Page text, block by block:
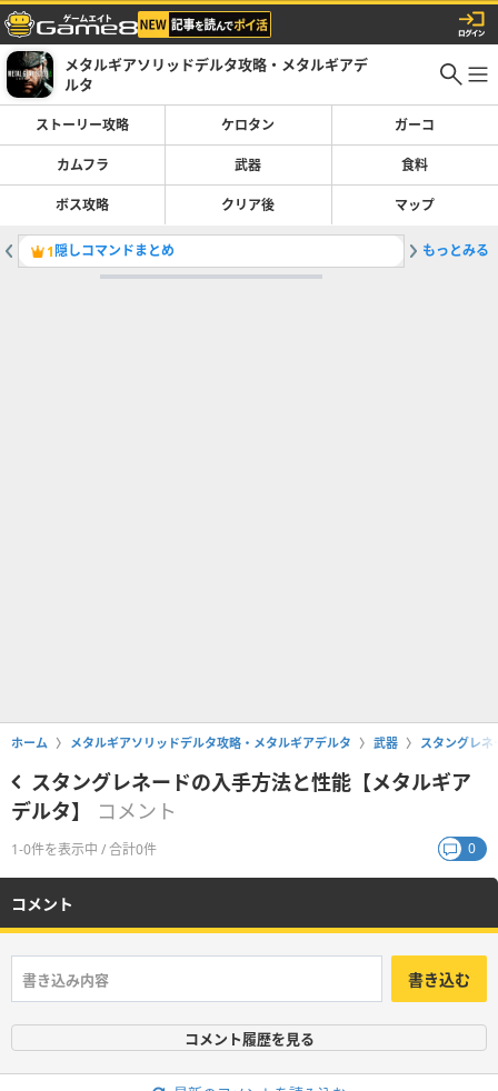
メタルギアソリッドデルタ攻略・メタルギアデ
ルタ
ストーリー攻略 ケロタン ガーコ
カムフラ 武器 食料
ボス攻略 クリア後 マップ
1隠しコマンドまとめ 2スネー
もっとみる
ホーム メタルギアソリッドデルタ攻略・メタルギアデルタ 武器 スタングレ
スタングレネードの入手方法と性能【メタルギア
デルタ】
コメント
1-0件を表示中 / 合計0件 0
コメント
書き込む
コメント履歴を見る